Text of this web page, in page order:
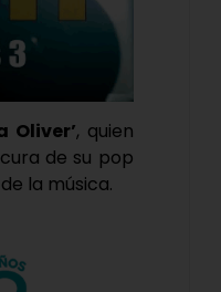
Oliver’, quien
de su pop
la música.